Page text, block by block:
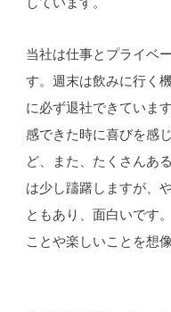
当社は仕事とプライベ
す。週末は飲みに行く
に必ず退社できていま
感できた時に喜びを感
ど、また、たくさんあ
は少し躊躇しますが、
ともあり、面白いです
ことや楽しいことを想